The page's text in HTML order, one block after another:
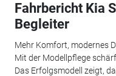
Fahrbericht Kia
Begleiter
Mehr Komfort, modernes
Mit der Modellpflege
Das Erfolgsmodell zeigt,